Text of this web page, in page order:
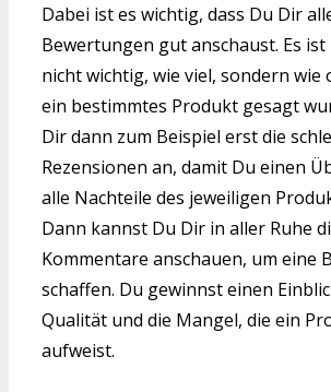
Dabei ist es wichtig, dass Du Dir
Bewertungen gut anschaust. Es ist
nicht wichtig, wie viel, sondern
ein bestimmtes Produkt gesagt
Dir dann zum Beispiel erst die
Rezensionen an, damit Du einen
alle Nachteile des jeweiligen
Dann kannst Du Dir in aller Ruhe
Kommentare anschauen, um eine
schaffen. Du gewinnst einen
Qualität und die Mangel, die ein
aufweist.